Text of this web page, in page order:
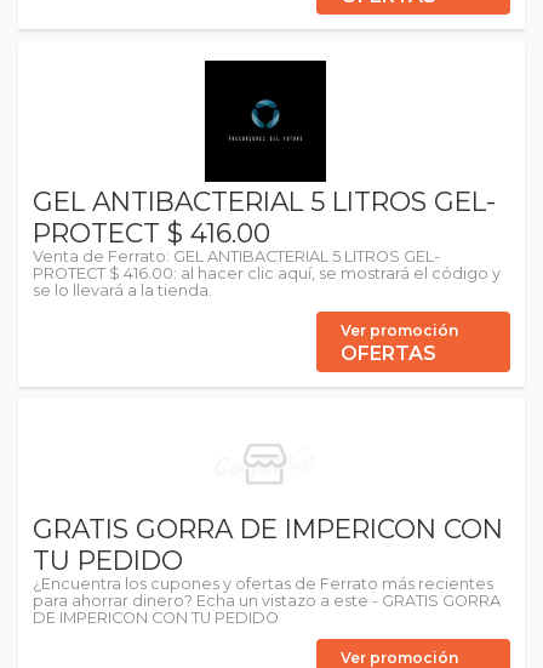
GEL ANTIBACTERIAL 5 LITROS GEL-
PROTECT $ 416.00
Venta de Ferrato: GEL ANTIBACTERIAL 5 LITROS GEL-
PROTECT $ 416.00: al hacer clic aquí, se mostrará el código y
se lo llevará a la tienda.
Ver promoción
OFERTAS
GRATIS GORRA DE IMPERICON CON
TU PEDIDO
¿Encuentra los cupones y ofertas de Ferrato más recientes
para ahorrar dinero? Echa un vistazo a este - GRATIS GORRA
DE IMPERICON CON TU PEDIDO
Ver promoción